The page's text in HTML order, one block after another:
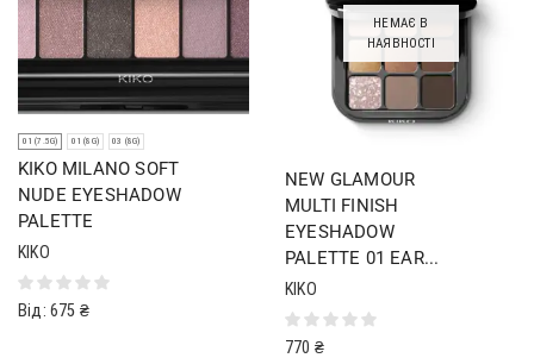
01 (7.5G) 01 (8G) 03 (8G)
KIKO MILANO SOFT
NUDE EYESHADOW
PALETTE
KIKO
Від: 675 ₴
НЕМАЄ В
НАЯВНОСТІ
NEW GLAMOUR
MULTI FINISH
EYESHADOW
PALETTE 01 EAR...
KIKO
770 ₴